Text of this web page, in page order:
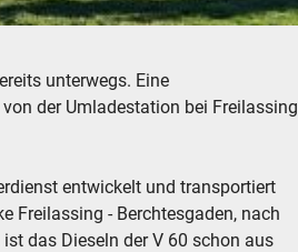
unterwegs. Eine
der Umladestation bei Freilassing
entwickelt und transportiert
Freilassing - Berchtesgaden, nach
das Dieseln der V 60 schon aus